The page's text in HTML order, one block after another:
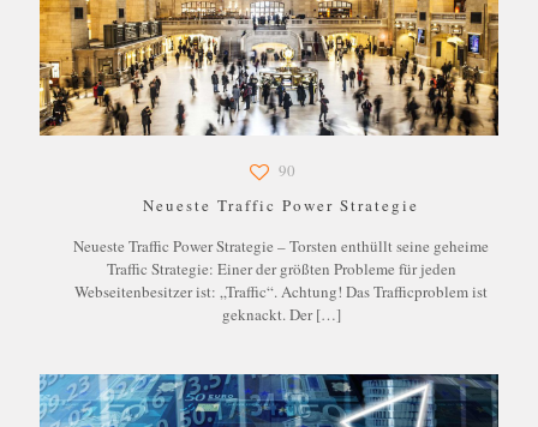
90
Neueste Traffic Power Strategie
Neueste Traffic Power Strategie – Torsten enthüllt seine geheime
Traffic Strategie: Einer der größten Probleme für jeden
Webseitenbesitzer ist: „Traffic“. Achtung! Das Trafficproblem ist
geknackt. Der[…]